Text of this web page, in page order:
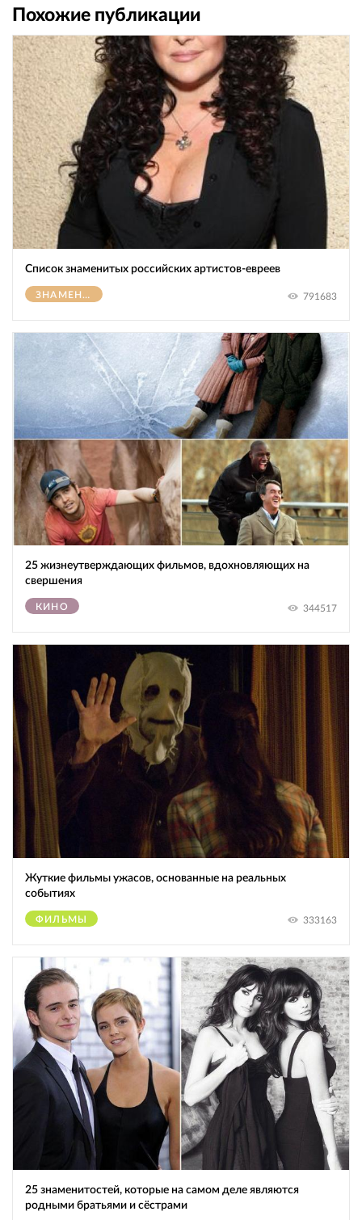
Похожие публикации
Список знаменитых российских артистов-евреев
ЗНАМЕНИТОСТИ 791683
25 жизнеутверждающих фильмов, вдохновляющих на
свершения
КИНО 344517
Жуткие фильмы ужасов, основанные на реальных
событиях
ФИЛЬМЫ 333163
25 знаменитостей, которые на самом деле являются
родными братьями и сёстрами